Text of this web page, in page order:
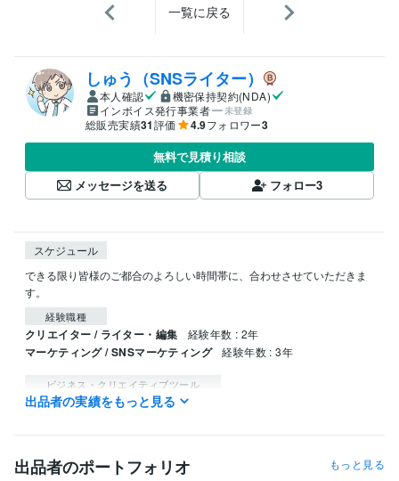
一覧に戻る
しゅう（SNSライター）
本人確認
機密保持契約(NDA)
インボイス発行事業者
未登録
総販売実績31評価 4.9フォロワー3
無料で見積り相談
メッセージを送る
フォロー3
スケジュール
できる限り皆様のご都合のよろしい時間帯に、合わせさせていただきま
す。
経験職種
クリエイター / ライター・編集 経験年数 : 2年
マーケティング / SNSマーケティング 経験年数 : 3年
ビジネス・クリエイティブツール
STUDIO:3年Excel:4年Google サイト:7年
Google ドキュメント:5年PowerPoint:2年Word:2年Shopify:0年
DALL-E:3年Adobe Firefly:0年 Adobe Photoshop:1年
出品者の実績をもっと見る
出品者のポートフォリオ もっと見る